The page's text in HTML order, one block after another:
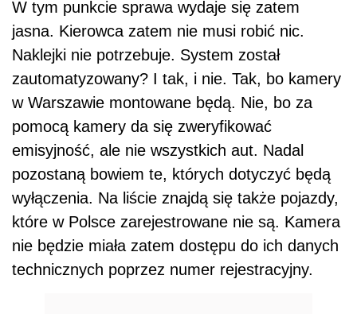
W tym punkcie sprawa wydaje się zatem
jasna. Kierowca zatem nie musi robić nic.
Naklejki nie potrzebuje. System został
zautomatyzowany? I tak, i nie. Tak, bo kamery
w Warszawie montowane będą. Nie, bo za
pomocą kamery da się zweryfikować
emisyjność, ale nie wszystkich aut. Nadal
pozostaną bowiem te, których dotyczyć będą
wyłączenia. Na liście znajdą się także pojazdy,
które w Polsce zarejestrowane nie są. Kamera
nie będzie miała zatem dostępu do ich danych
technicznych poprzez numer rejestracyjny.